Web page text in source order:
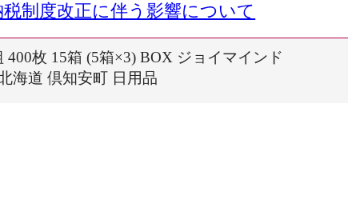
税制度改正に伴う影響について
枚 15箱 (5箱×3) BOX ジョイマインド
海道 倶知安町 日用品